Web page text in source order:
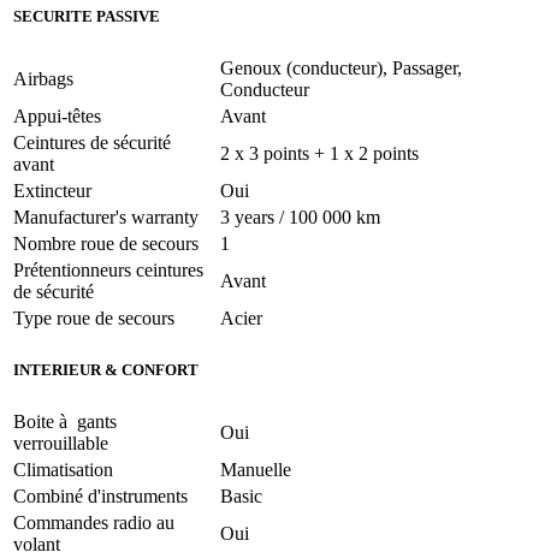
SECURITE PASSIVE
Airbags
Genoux (conducteur), Passager,
Conducteur
Appui-têtes
Avant
Ceintures de sécurité
avant
2 x 3 points + 1 x 2 points
Extincteur
Oui
Manufacturer's warranty
3 years / 100 000 km
Nombre roue de secours
1
Prétentionneurs ceintures
de sécurité
Avant
Type roue de secours
Acier
INTERIEUR & CONFORT
Boite à gants
verrouillable
Oui
Climatisation
Manuelle
Combiné d'instruments
Basic
Commandes radio au
volant
Oui